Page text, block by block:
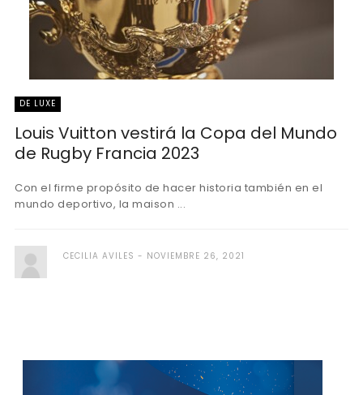
DE LUXE
Louis Vuitton vestirá la Copa del Mundo
de Rugby Francia 2023
Con el firme propósito de hacer historia también en el
mundo deportivo, la maison ...
CECILIA AVILES NOVIEMBRE 26, 2021